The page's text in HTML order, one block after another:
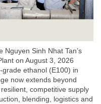
Sinh Nhat Tan’s
on August 3, 2026
ethanol (E100) in
now extends beyond
competitive supply
blending, logistics and